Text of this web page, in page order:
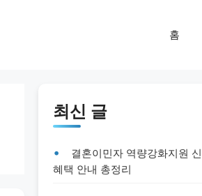
홈
최신 글
결혼이민자 역량강화지원
혜택 안내 총정리